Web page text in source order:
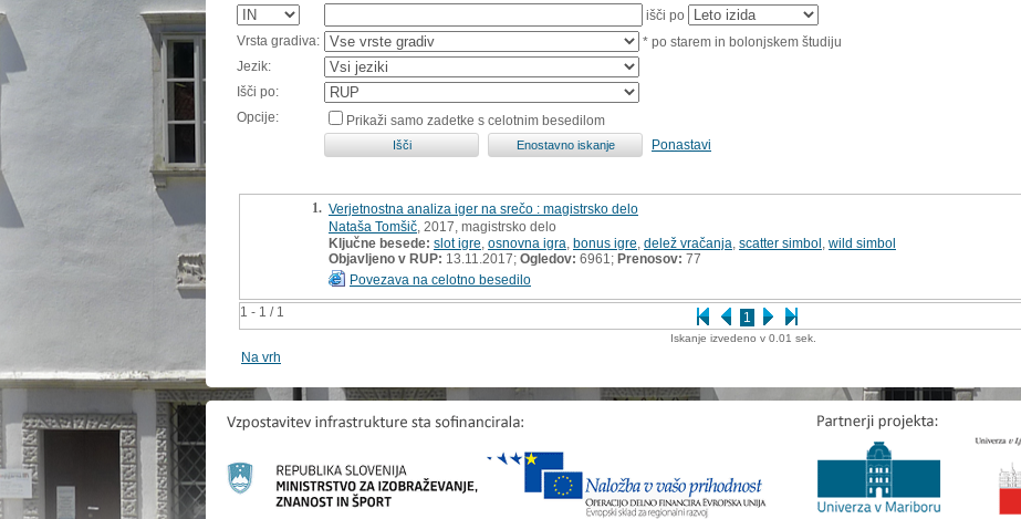
išči po
Vrsta gradiva:
* po starem in bolonjskem študiju
Jezik:
Išči po:
Opcije:
Prikaži samo zadetke s celotnim besedilom
Ponastavi
1 - 1 / 1 1
1. Verjetnostna analiza iger na srečo : magistrsko delo
Nataša Tomšič , 2017, magistrsko delo
Ključne besede: slot igre osnovna igra bonus igre delež vračanja scatter simbol wild simbol
Objavljeno v RUP: 13.11.2017; Ogledov: 6961; Prenosov: 77
Povezava na celotno besedilo
Iskanje izvedeno v 0.01 sek.
Na vrh